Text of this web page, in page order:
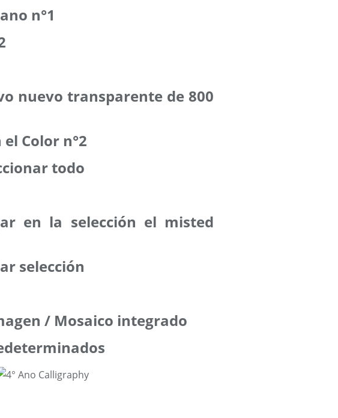
n°1
nuevo transparente de 800
Color n°2
todo
en la selección el misted
selección
/ Mosaico integrado